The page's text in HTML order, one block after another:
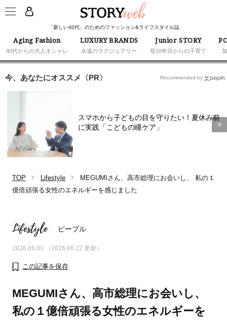
「新しい40代」のためのファッション&ライフスタイル誌
Aging Fashion
40代からの大人オシャレ
LUXURY BRANDS
永遠のラグジュアリー
Junior STORY
母10年目からの子育て
今、あなたにオススメ〈PR〉
スマホから子どもの目を守りたい！夏休み前
に実践「こどもの瞳ケア」
Recommended by
TOP Lifestyle
MEGUMIさん、高市総理にお会いし、 私の１
億倍頑張る女性のエネルギーを感じました
Lifestyle ピープル
2026.06.05 （2026.06.22 更新）
この記事を保存
MEGUMIさん、高市総理にお会いし、
私の１億倍頑張る女性のエネルギーを